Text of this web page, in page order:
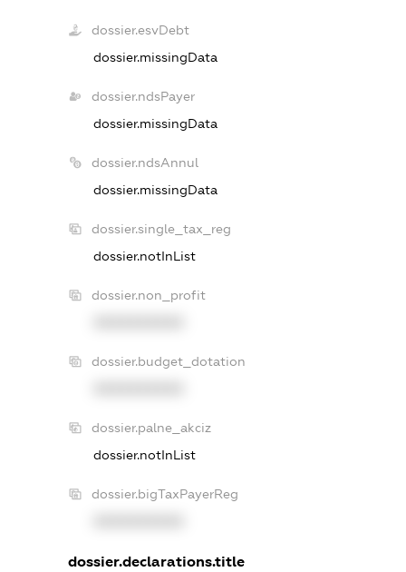
dossier.esvDebt
dossier.missingData
dossier.ndsPayer
dossier.missingData
dossier.ndsAnnul
dossier.missingData
dossier.single_tax_reg
dossier.notInList
dossier.non_profit
dossier.budget_dotation
dossier.palne_akciz
dossier.notInList
dossier.bigTaxPayerReg
dossier.declarations.title